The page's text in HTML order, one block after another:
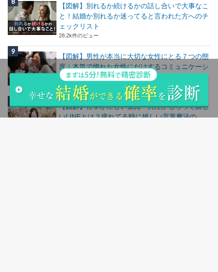
【図解】別れるか続けるかの話し合いで大事なこ
と！結婚か別れるか迷ってると言われた方へのチ
ェックリスト
28.2k件のビュー
【図解】男性が本当に大切な女性にとる７つの態
度｜本気で惚れた女性にだけするコミュニケーシ
ョン
24.7k件のビュー
【図解】仕事が忙しい彼氏・男性がもらって嬉し
いLINEとは？疲れてる時に嬉しい言葉魔法の